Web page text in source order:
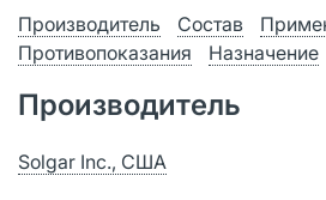
Производитель Состав
Противопоказания
Назначение
Производитель
Solgar Inc., США